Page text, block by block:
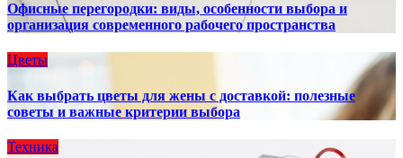
Офисные перегородки: виды, особенности выбора и
организация современного рабочего пространства
Цветы
Как выбрать цветы для жены с доставкой: полезные
советы и важные критерии выбора
Техника